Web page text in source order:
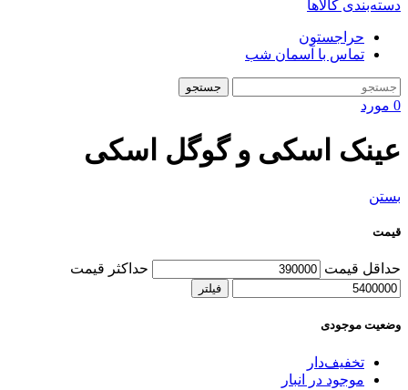
دسته‌بندی کالاها
حراجستون
تماس با آسمان شب
جستجو
0 مورد
عینک اسکی و گوگل اسکی
بستن
قیمت
حداقل قیمت حداکثر قیمت
فیلتر
وضعیت موجودی
تخفیف‌دار
موجود در انبار